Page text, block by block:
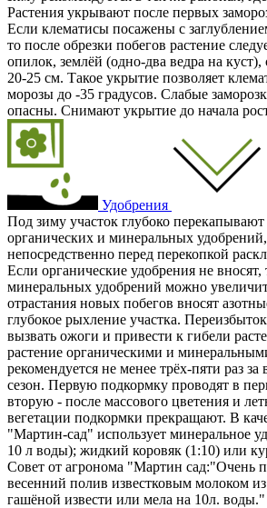
Растения укрывают после первых
Если клематисы посажены с
то после обрезки побегов растение
опилок, землёй (одно-два ведра на
20-25 см. Такое укрытие позволяет
морозы до -35 градусов. Слабые
опасны. Снимают укрытие до начала
Удобрения
Под зиму участок глубоко
органических и минеральных
непосредственно перед перекопкой
Если органические удобрения не
минеральных удобрений можно
отрастания новых побегов вносят
глубокое рыхление участка.
вызвать ожоги и привести к гибели
растение органическими и
рекомендуется не менее трёх-пяти раз
сезон. Первую подкормку проводят в
вторую - после массового цветения и
вегетации подкормки прекращают. В
"Мартин-сад" использует минеральное
10 л воды); жидкий коровяк (1:10) или
Совет от агронома "Мартин сад:"Очень
весенний полив известковым молоком из
гашёной извести или мела на 10л. воды."